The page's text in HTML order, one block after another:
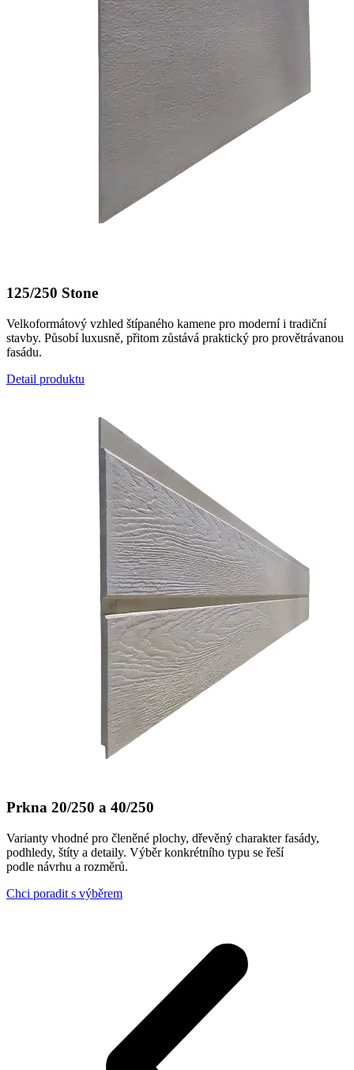
125/250 Stone
Velkoformátový vzhled štípaného kamene pro moderní i tradiční
stavby. Působí luxusně, přitom zůstává praktický pro provětrávanou
fasádu.
Detail produktu
Prkna 20/250 a 40/250
Varianty vhodné pro členěné plochy, dřevěný charakter fasády,
podhledy, štíty a detaily. Výběr konkrétního typu se řeší
podle návrhu a rozměrů.
Chci poradit s výběrem